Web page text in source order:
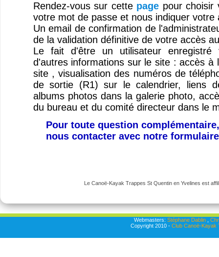
Rendez-vous sur cette page pour choisir
votre mot de passe et nous indiquer votre
Un email de confirmation de
de la validation définitive de votre accès
Le fait d'être un utilisateur enregistré
d'autres informations sur le site : accès à
site , visualisation des numéros de
de sortie (R1) sur le calendrier, liens
albums photos dans la galerie photo,
du bureau et du comité directeur dans le
Pour toute question
nous contacter avec notre
Le Canoë-Kayak Trappes St Quentin en Yvelines est
Webmasters: Stéphane Dablin,
Copyright 2010 - Club Canoë-Kayak